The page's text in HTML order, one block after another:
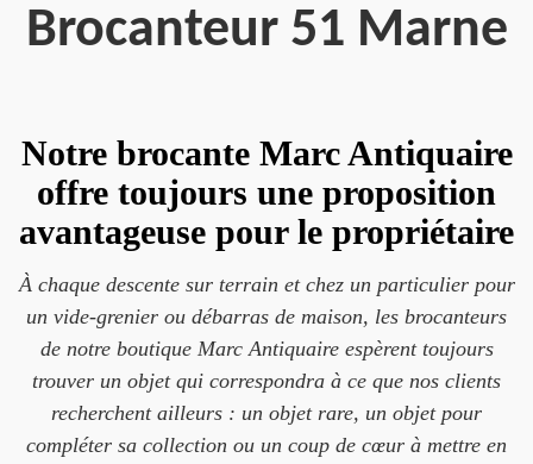
Brocanteur 51 Marne
Notre brocante Marc Antiquaire
offre toujours une proposition
avantageuse pour le propriétaire
À chaque descente sur terrain et chez un particulier pour
un vide-grenier ou débarras de maison, les brocanteurs
de notre boutique Marc Antiquaire espèrent toujours
trouver un objet qui correspondra à ce que nos clients
recherchent ailleurs : un objet rare, un objet pour
compléter sa collection ou un coup de cœur à mettre en